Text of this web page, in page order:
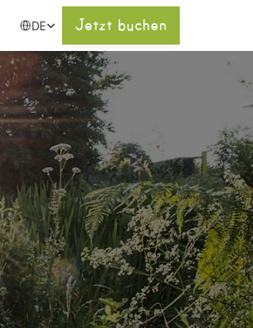
DE Jetzt buchen